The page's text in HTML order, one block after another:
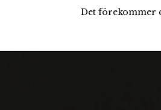
Det förekommer